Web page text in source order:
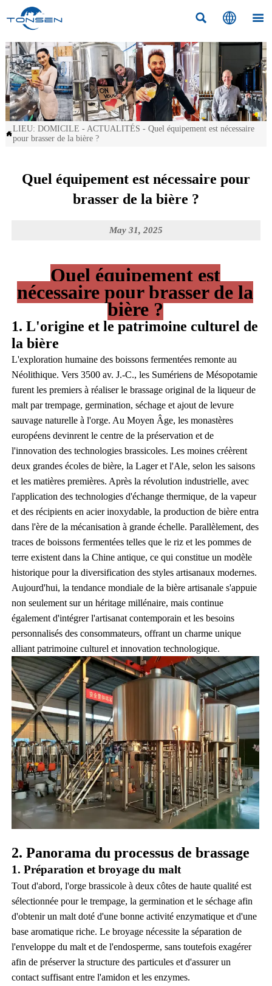
  

LIEU: DOMICILE - ACTUALITÉS - Quel équipement est nécessaire
pour brasser de la bière ?
Quel équipement est nécessaire pour
brasser de la bière ?
May 31, 2025
Quel équipement est
nécessaire pour brasser de la
bière ?
1. L'origine et le patrimoine culturel de
la bière
L'exploration humaine des boissons fermentées remonte au
Néolithique. Vers 3500 av. J.-C., les Sumériens de Mésopotamie
furent les premiers à réaliser le brassage original de la liqueur de
malt par trempage, germination, séchage et ajout de levure
sauvage naturelle à l'orge. Au Moyen Âge, les monastères
européens devinrent le centre de la préservation et de
l'innovation des technologies brassicoles. Les moines créèrent
deux grandes écoles de bière, la Lager et l'Ale, selon les saisons
et les matières premières. Après la révolution industrielle, avec
l'application des technologies d'échange thermique, de la vapeur
et des récipients en acier inoxydable, la production de bière entra
dans l'ère de la mécanisation à grande échelle. Parallèlement, des
traces de boissons fermentées telles que le riz et les pommes de
terre existent dans la Chine antique, ce qui constitue un modèle
historique pour la diversification des styles artisanaux modernes.
Aujourd'hui, la tendance mondiale de la bière artisanale s'appuie
non seulement sur un héritage millénaire, mais continue
également d'intégrer l'artisanat contemporain et les besoins
personnalisés des consommateurs, offrant un charme unique
alliant patrimoine culturel et innovation technologique.
2. Panorama du processus de brassage
1. Préparation et broyage du malt
Tout d'abord, l'orge brassicole à deux côtes de haute qualité est
sélectionnée pour le trempage, la germination et le séchage afin
d'obtenir un malt doté d'une bonne activité enzymatique et d'une
base aromatique riche. Le broyage nécessite la séparation de
l'enveloppe du malt et de l'endosperme, sans toutefois exagérer
afin de préserver la structure des particules et d'assurer un
contact suffisant entre l'amidon et les enzymes.